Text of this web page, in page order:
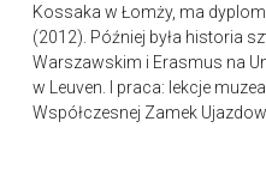
Kossaka w Łomży, ma
(2012). Później była historia
Warszawskim i Erasmus na
w Leuven. I praca: lekcje
Współczesnej Zamek